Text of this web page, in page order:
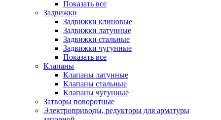
Показать все
Задвижки
Задвижки клиновые
Задвижки латунные
Задвижки стальные
Задвижки чугунные
Показать все
Клапаны
Клапаны латунные
Клапаны стальные
Клапаны чугунные
Затворы поворотные
Электроприводы, редукторы для арматуры